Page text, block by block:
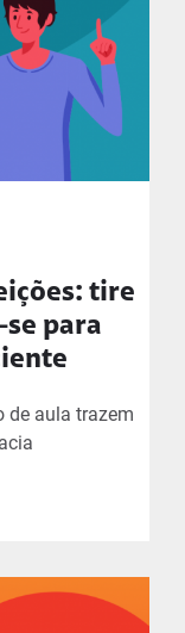
tire
para
de aula trazem